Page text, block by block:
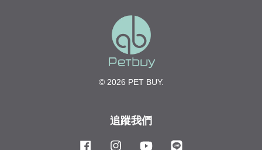
© 2026 PET BUY.
追蹤我們
Facebook Instagram YouTube